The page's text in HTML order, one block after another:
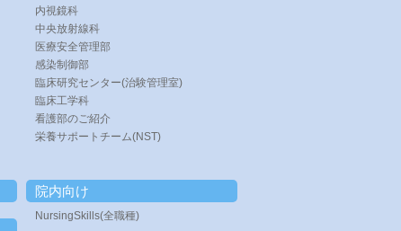
内視鏡科
中央放射線科
医療安全管理部
感染制御部
臨床研究センター(治験管理室)
臨床工学科
看護部のご紹介
栄養サポートチーム(NST)
院内向け
NursingSkills(全職種)